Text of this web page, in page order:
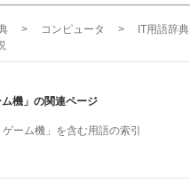
> コンピュータ > IT用語辞典
ム機」の関連ページ
ゲーム機」を含む用語の索引